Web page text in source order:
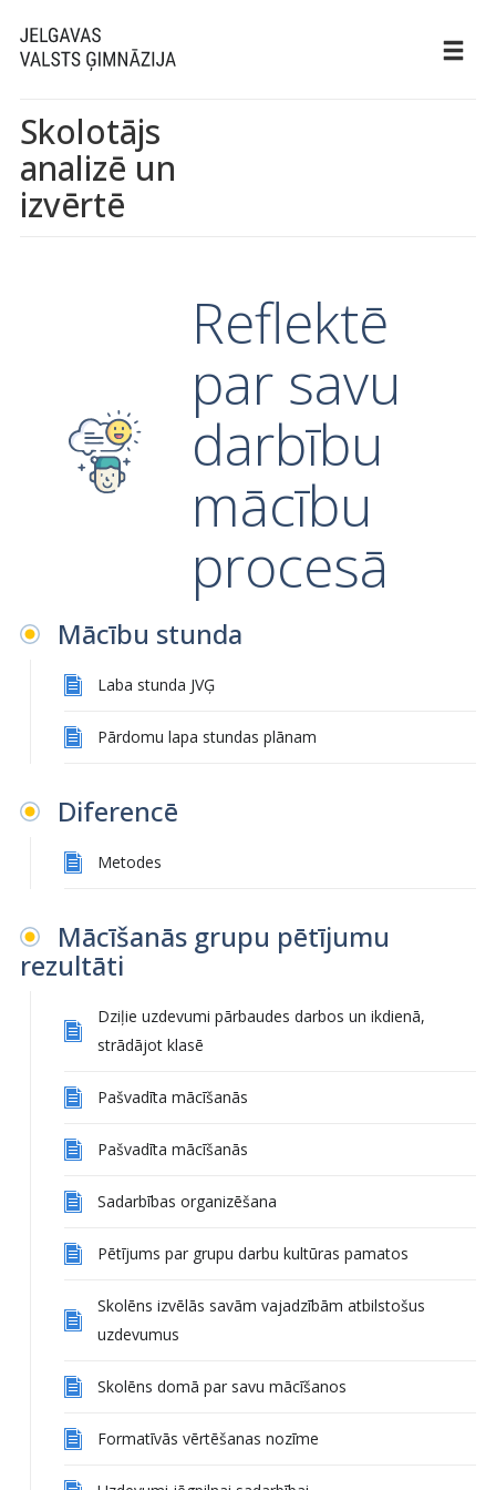
Skolotājs
analizē un
izvērtē
Reflektē
par savu
darbību
mācību
procesā
Mācību stunda
Laba stunda JVĢ
Pārdomu lapa stundas plānam
Diferencē
Metodes
Mācīšanās grupu pētījumu
rezultāti
Dziļie uzdevumi pārbaudes darbos un ikdienā,
strādājot klasē
Pašvadīta mācīšanās
Pašvadīta mācīšanās
Sadarbības organizēšana
Pētījums par grupu darbu kultūras pamatos
Skolēns izvēlās savām vajadzībām atbilstošus
uzdevumus
Skolēns domā par savu mācīšanos
Formatīvās vērtēšanas nozīme